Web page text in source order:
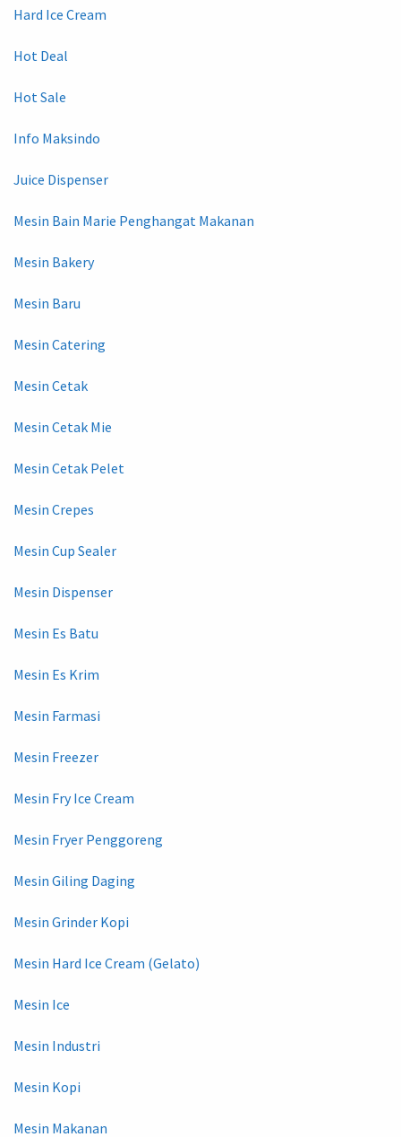
Hard Ice Cream
Hot Deal
Hot Sale
Info Maksindo
Juice Dispenser
Mesin Bain Marie Penghangat Makanan
Mesin Bakery
Mesin Baru
Mesin Catering
Mesin Cetak
Mesin Cetak Mie
Mesin Cetak Pelet
Mesin Crepes
Mesin Cup Sealer
Mesin Dispenser
Mesin Es Batu
Mesin Es Krim
Mesin Farmasi
Mesin Freezer
Mesin Fry Ice Cream
Mesin Fryer Penggoreng
Mesin Giling Daging
Mesin Grinder Kopi
Mesin Hard Ice Cream (Gelato)
Mesin Ice
Mesin Industri
Mesin Kopi
Mesin Makanan